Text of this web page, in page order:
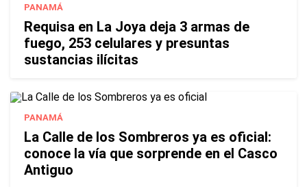
PANAMÁ
Requisa en La Joya deja 3 armas de
fuego, 253 celulares y presuntas
sustancias ilícitas
PANAMÁ
La Calle de los Sombreros ya es oficial:
conoce la vía que sorprende en el Casco
Antiguo